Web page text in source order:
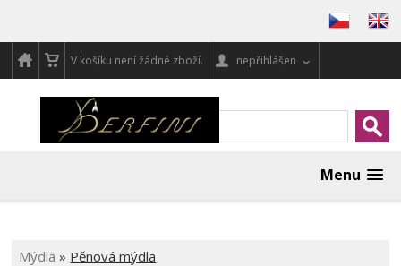
V košíku není žádné zboží. nepřihlášen
Menu
Mýdla » Pěnová mýdla